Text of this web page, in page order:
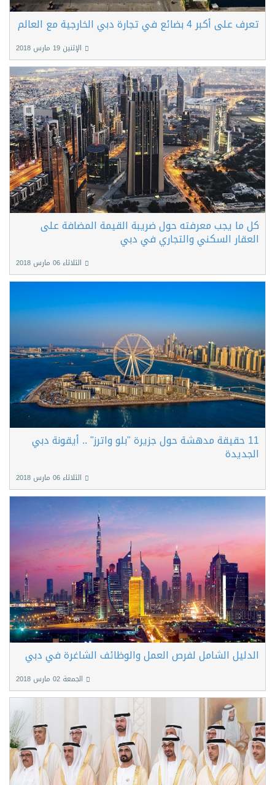
تعرف على أكبر 4 بضائع في تجارة دبي الخارجية مع العالم
الإثنين 19 مارس 2018
كل ما يجب معرفته حول ضريبة القيمة المضافة على
العقار السكني والتجاري في دبي
الثلاثاء 06 مارس 2018
11 حقيقة مدهشة حول جزيرة "بلو واترز" .. أيقونة دبي
الجديدة
الثلاثاء 06 مارس 2018
الدليل الشامل لفرص العمل والوظائف الشاغرة في دبي
الجمعة 02 مارس 2018